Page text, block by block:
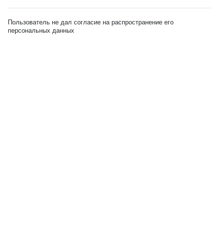
Пользователь не дал согласие на распространение его
персональных данных